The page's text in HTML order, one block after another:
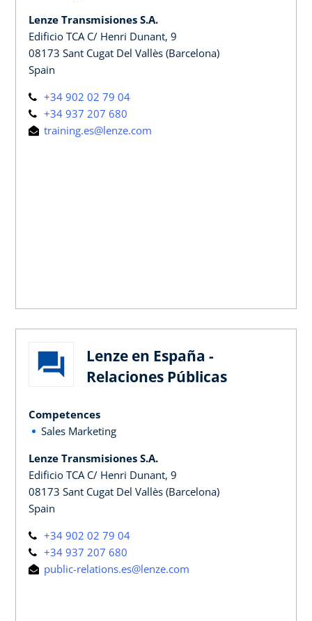
Lenze Transmisiones S.A.
Edificio TCA C/ Henri Dunant, 9
08173 Sant Cugat Del Vallès (Barcelona)
Spain
+34 902 02 79 04
+34 937 207 680
training.es@lenze.com
Lenze en España -
Relaciones Públicas
Competences
Sales Marketing
Lenze Transmisiones S.A.
Edificio TCA C/ Henri Dunant, 9
08173 Sant Cugat Del Vallès (Barcelona)
Spain
+34 902 02 79 04
+34 937 207 680
public-relations.es@lenze.com